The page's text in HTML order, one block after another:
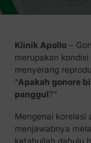
Klinik Apollo–
merupakan
menyerang
“Apakah gonore
panggul?”
Mengenai korelasi
menjawabnya
ketahuilah dahulu